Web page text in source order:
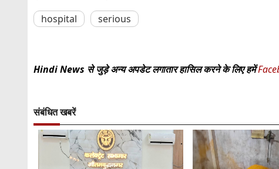
hospital serious
Hindi News से जुड़े अन्य अपडेट लगातार हासिल करने के लिए हमें
संबंधित खबरें